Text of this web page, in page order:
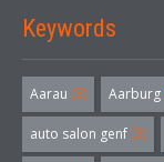
Keywords
Aarau (3) Aarburg
auto salon genf (3)